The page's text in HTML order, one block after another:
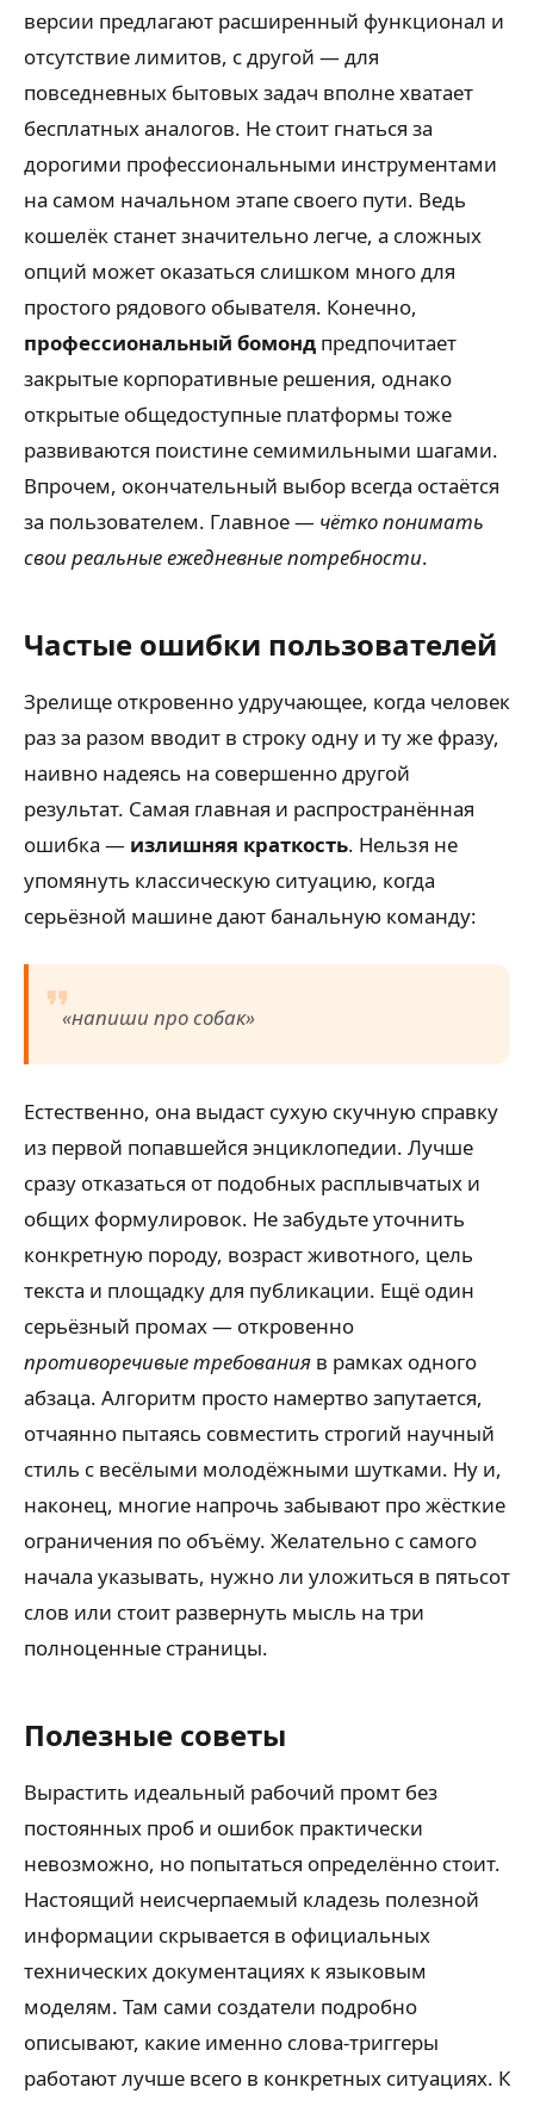
версии предлагают расширенный функционал и
отсутствие лимитов, с другой — для
повседневных бытовых задач вполне хватает
бесплатных аналогов. Не стоит гнаться за
дорогими профессиональными инструментами
на самом начальном этапе своего пути. Ведь
кошелёк станет значительно легче, а сложных
опций может оказаться слишком много для
простого рядового обывателя. Конечно,
профессиональный бомонд предпочитает
закрытые корпоративные решения, однако
открытые общедоступные платформы тоже
развиваются поистине семимильными шагами.
Впрочем, окончательный выбор всегда остаётся
за пользователем. Главное — чётко понимать
свои реальные ежедневные потребности.
Частые ошибки пользователей
Зрелище откровенно удручающее, когда человек
раз за разом вводит в строку одну и ту же фразу,
наивно надеясь на совершенно другой
результат. Самая главная и распространённая
ошибка — излишняя краткость. Нельзя не
упомянуть классическую ситуацию, когда
серьёзной машине дают банальную команду:
«напиши про собак»
Естественно, она выдаст сухую скучную справку
из первой попавшейся энциклопедии. Лучше
сразу отказаться от подобных расплывчатых и
общих формулировок. Не забудьте уточнить
конкретную породу, возраст животного, цель
текста и площадку для публикации. Ещё один
серьёзный промах — откровенно
противоречивые требования в рамках одного
абзаца. Алгоритм просто намертво запутается,
отчаянно пытаясь совместить строгий научный
стиль с весёлыми молодёжными шутками. Ну и,
наконец, многие напрочь забывают про жёсткие
ограничения по объёму. Желательно с самого
начала указывать, нужно ли уложиться в пятьсот
слов или стоит развернуть мысль на три
полноценные страницы.
Полезные советы
Вырастить идеальный рабочий промт без
постоянных проб и ошибок практически
невозможно, но попытаться определённо стоит.
Настоящий неисчерпаемый кладезь полезной
информации скрывается в официальных
технических документациях к языковым
моделям. Там сами создатели подробно
описывают, какие именно слова-триггеры
работают лучше всего в конкретных ситуациях. К